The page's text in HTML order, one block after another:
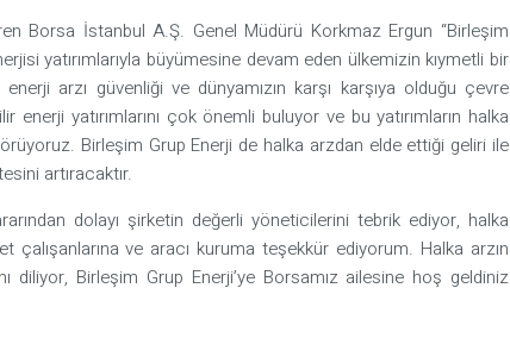
Borsa İstanbul A.Ş. Genel Müdürü Korkmaz Ergun “Birleşim
yatırımlarıyla büyümesine devam eden ülkemizin kıymetli bir
arzı güvenliği ve dünyamızın karşı karşıya olduğu çevre
enerji yatırımlarını çok önemli buluyor ve bu yatırımların halka
Birleşim Grup Enerji de halka arzdan elde ettiği geliri ile
artıracaktır.
dolayı şirketin değerli yöneticilerini tebrik ediyor, halka
ve aracı kuruma teşekkür ediyorum. Halka arzın
diliyor, Birleşim Grup Enerji’ye Borsamız ailesine hoş geldiniz